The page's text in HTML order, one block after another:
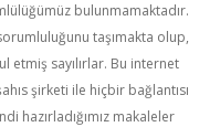
bulunmamaktadır.
taşımakta olup,
etmiş sayılırlar. Bu internet
şirketi ile hiçbir bağlantısı
hazırladığımız makaleler